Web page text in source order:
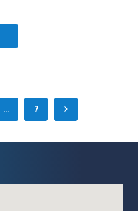
… 7